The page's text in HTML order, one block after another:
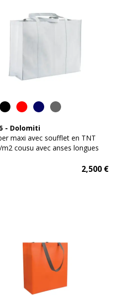
- Dolomiti
maxi avec soufflet en TNT
m2 cousu avec anses longues
2,500€